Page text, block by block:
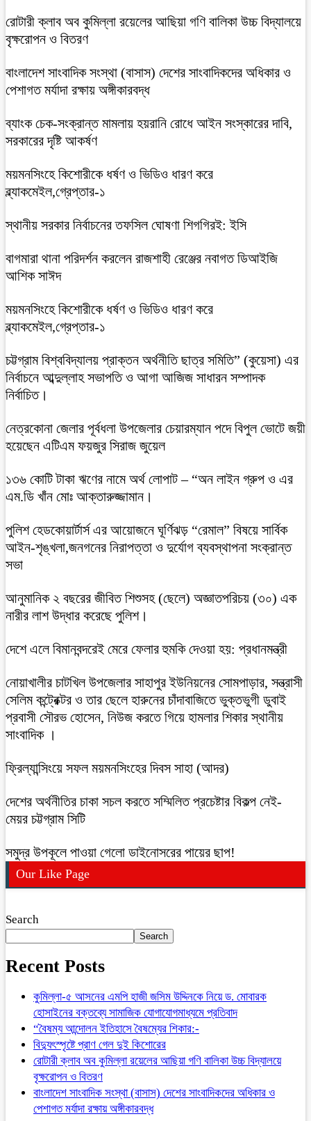
রোটারী ক্লাব অব কুমিল্লা রয়েলের আছিয়া গণি বালিকা উচ্চ বিদ্যালয়ে
বৃক্ষরোপন ও বিতরণ
বাংলাদেশ সাংবাদিক সংস্থা (বাসাস) দেশের সাংবাদিকদের অধিকার ও
পেশাগত মর্যাদা রক্ষায় অঙ্গীকারবদ্ধ
ব্যাংক চেক-সংক্রান্ত মামলায় হয়রানি রোধে আইন সংস্কারের দাবি,
সরকারের দৃষ্টি আকর্ষণ
ময়মনসিংহে কিশোরীকে ধর্ষণ ও ভিডিও ধারণ করে
ব্ল্যাকমেইল,গ্রেপ্তার-১
স্থানীয় সরকার নির্বাচনের তফসিল ঘোষণা শিগগিরই: ইসি
বাগমারা থানা পরিদর্শন করলেন রাজশাহী রেঞ্জের নবাগত ডিআইজি
আশিক সাঈদ
ময়মনসিংহে কিশোরীকে ধর্ষণ ও ভিডিও ধারণ করে
ব্ল্যাকমেইল,গ্রেপ্তার-১
চট্টগ্রাম বিশ্ববিদ্যালয় প্রাক্তন অর্থনীতি ছাত্র সমিতি” (কুয়েসা) এর
নির্বাচনে আব্দুল্লাহ সভাপতি ও আগা আজিজ সাধারন সম্পাদক
নির্বাচিত।
নেত্রকোনা জেলার পূর্বধলা উপজেলার চেয়ারম্যান পদে বিপুল ভোটে জয়ী
হয়েছেন এটিএম ফয়জুর সিরাজ জুয়েল
১৩৬ কোটি টাকা ঋণের নামে অর্থ লোপাট – “অন লাইন গ্রুপ ও এর
এম.ডি খাঁন মোঃ আক্তারুজ্জামান।
পুলিশ হেডকোয়ার্টার্স এর আয়োজনে ঘূর্ণিঝড় “রেমাল” বিষয়ে সার্বিক
আইন-শৃঙ্খলা,জনগনের নিরাপত্তা ও দুর্যোগ ব্যবস্থাপনা সংক্রান্ত
সভা
আনুমানিক ২ বছরের জীবিত শিশুসহ (ছেলে) অজ্ঞাতপরিচয় (৩০) এক
নারীর লাশ উদ্ধার করেছে পুলিশ।
দেশে এলে বিমানবন্দরেই মেরে ফেলার হুমকি দেওয়া হয়: প্রধানমন্ত্রী
নোয়াখালীর চাটখিল উপজেলার সাহাপুর ইউনিয়নের সোমপাড়ার, সন্ত্রাসী
সেলিম কন্ট্রেক্টর ও তার ছেলে হারুনের চাঁদাবাজিতে ভুক্তভুগী ডুবাই
প্রবাসী সৌরভ হোসেন, নিউজ করতে গিয়ে হামলার শিকার স্থানীয়
সাংবাদিক ।
ফ্রিল্যান্সিংয়ে সফল ময়মনসিংহের দিবস সাহা (আদর)
দেশের অর্থনীতির চাকা সচল করতে সম্মিলিত প্রচেষ্টার বিকল্প নেই-
মেয়র চট্টগ্রাম সিটি
সমুদ্র উপকূলে পাওয়া গেলো ডাইনোসরের পায়ের ছাপ!
Our Like Page
Search
Search
Recent Posts
কুমিল্লা-৫ আসনের এমপি হাজী জসিম উদ্দিনকে নিয়ে ড. মোবারক
হোসাইনের বক্তব্যে সামাজিক যোগাযোগমাধ্যমে প্রতিবাদ
“বৈষম্য আন্দোলন ইতিহাসে বৈষম্যের শিকার:-
বিদ্যুৎস্পৃষ্টে প্রাণ গেল দুই কিশোরের
রোটারী ক্লাব অব কুমিল্লা রয়েলের আছিয়া গণি বালিকা উচ্চ বিদ্যালয়ে
বৃক্ষরোপন ও বিতরণ
বাংলাদেশ সাংবাদিক সংস্থা (বাসাস) দেশের সাংবাদিকদের অধিকার ও
পেশাগত মর্যাদা রক্ষায় অঙ্গীকারবদ্ধ